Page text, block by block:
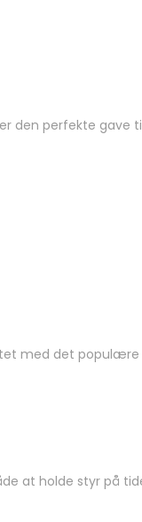
den perfekte
med det
at holde styr på